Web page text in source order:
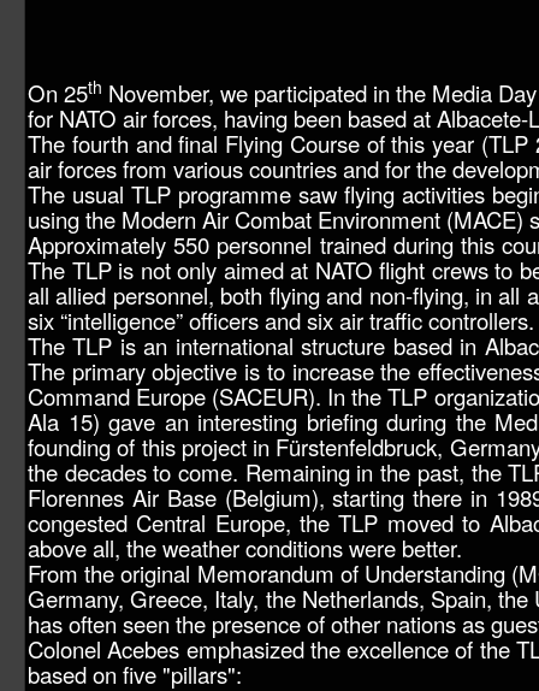
On 25th November, we participated in the Media
for NATO air forces, having been based at
The fourth and final Flying Course of this year
air forces from various countries and for the
The usual TLP programme saw flying activities
using the Modern Air Combat Environment (MACE)
Approximately 550 personnel trained during this
The TLP is not only aimed at NATO flight crews to
all allied personnel, both flying and non-flying, in
six “intelligence” officers and six air traffic controllers.
The TLP is an international structure based in
The primary objective is to increase the
Command Europe (SACEUR). In the TLP
Ala 15) gave an interesting briefing during the
founding of this project in Fürstenfeldbruck,
the decades to come. Remaining in the past, the
Florennes Air Base (Belgium), starting there in
congested Central Europe, the TLP moved to
above all, the weather conditions were better.
From the original Memorandum of Understanding
Germany, Greece, Italy, the Netherlands, Spain,
has often seen the presence of other nations as
Colonel Acebes emphasized the excellence of the
based on five "pillars":